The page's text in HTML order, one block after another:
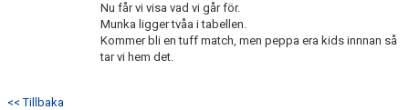
Nu får vi visa vad vi går för.
Munka ligger tvåa i tabellen.
Kommer bli en tuff match, men peppa era kids innnan så
tar vi hem det.
<< Tillbaka